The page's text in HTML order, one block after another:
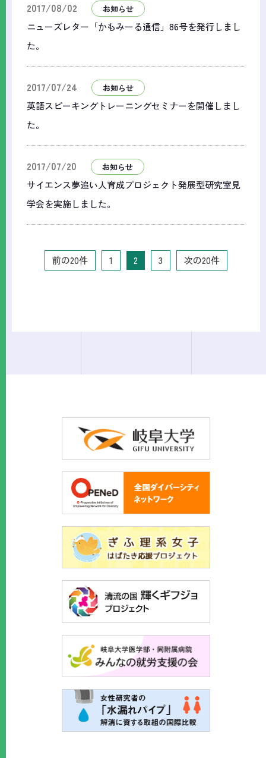
2017/08/02 お知らせ
ニューズレター「かもみーる通信」86号を発行しまし
た。
2017/07/24 お知らせ
英語スピーキングトレーニングセミナーを開催しまし
た。
2017/07/20 お知らせ
サイエンス夢追い人育成プロジェクト発展型研究室見
学会を実施しました。
前の20件 1 2 3 次の20件